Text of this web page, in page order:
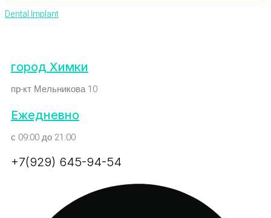
Dental Implant
город Химки
пр-кт Мельникова 10
Ежедневно
с 09:00 до 21:00
+7(929) 645-94-54